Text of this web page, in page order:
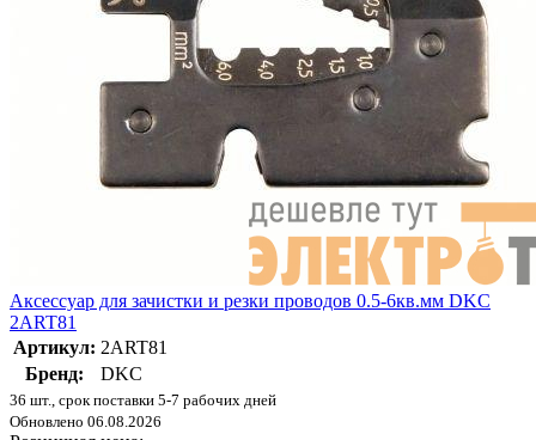
Аксессуар для зачистки и резки проводов 0.5-6кв.мм DKC
2ART81
Артикул: 2ART81
Бренд:
DKC
36 шт., срок поставки 5-7 рабочих дней
Обновлено 06.08.2026